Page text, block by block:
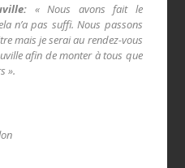
« Nous avons fait le
n’a pas suffi. Nous passons
mais je serai au rendez-vous
afin de monter à tous que
».